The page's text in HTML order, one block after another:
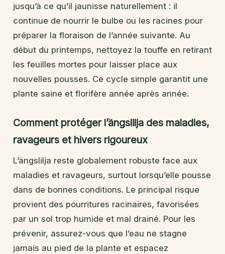
jusqu’à ce qu’il jaunisse naturellement : il
continue de nourrir le bulbe ou les racines pour
préparer la floraison de l’année suivante. Au
début du printemps, nettoyez la touffe en retirant
les feuilles mortes pour laisser place aux
nouvelles pousses. Ce cycle simple garantit une
plante saine et florifère année après année.
Comment protéger l’ängslilja des maladies,
ravageurs et hivers rigoureux
L’ängslilja reste globalement robuste face aux
maladies et ravageurs, surtout lorsqu’elle pousse
dans de bonnes conditions. Le principal risque
provient des pourritures racinaires, favorisées
par un sol trop humide et mal drainé. Pour les
prévenir, assurez-vous que l’eau ne stagne
jamais au pied de la plante et espacez